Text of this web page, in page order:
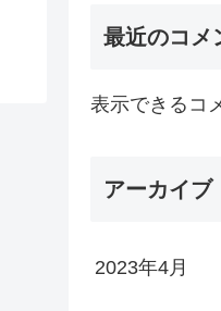
最近のコメ
表示できるコ
アーカイブ
2023年4月